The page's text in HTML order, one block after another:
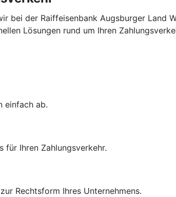
bei der Raiffeisenbank Augsburger Land
Lösungen rund um Ihren
einfach ab.
für Ihren Zahlungsverkehr.
Rechtsform Ihres Unternehmens.